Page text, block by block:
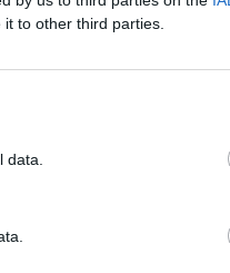
to other third parties.